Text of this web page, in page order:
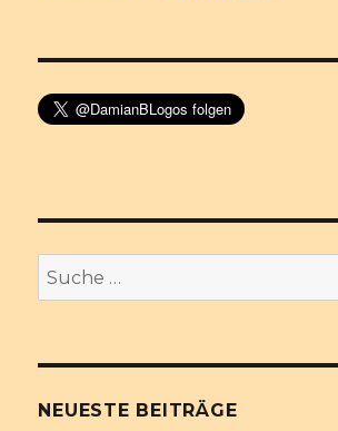
Suche
nach:
NEUESTE BEITRÄGE